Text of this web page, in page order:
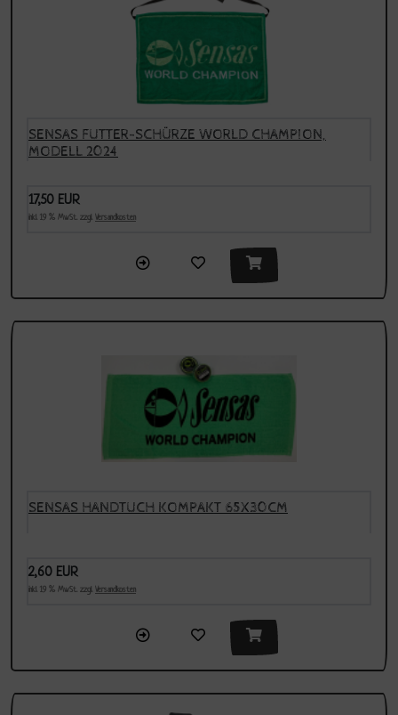
SENSAS FUTTER-SCHÜRZE WORLD CHAMPION,
MODELL 2024
17,50 EUR
inkl. 19 % MwSt. zzgl. Versandkosten
SENSAS HANDTUCH KOMPAKT 65X30CM
2,60 EUR
inkl. 19 % MwSt. zzgl. Versandkosten